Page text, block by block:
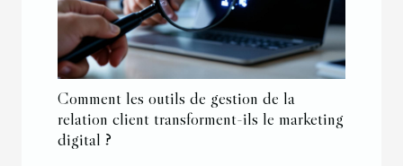
Comment les outils de gestion de la
relation client transforment-ils le marketing
digital ?